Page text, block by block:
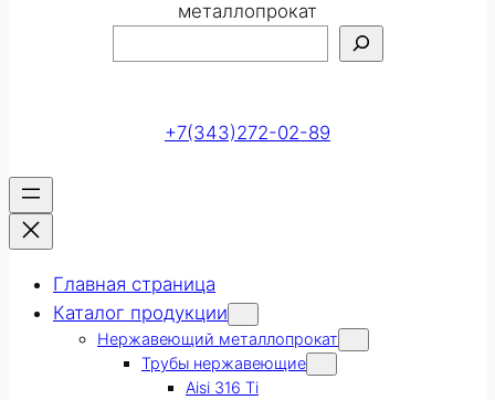
металлопрокат
+7(343)272-02-89
Главная страница
Каталог продукции
Нержавеющий металлопрокат
Трубы нержавеющие
Aisi 316 Ti